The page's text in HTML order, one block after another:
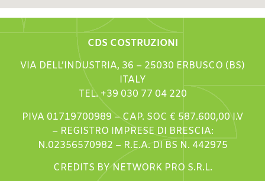
CDS COSTRUZIONI
VIA DELL’INDUSTRIA, 36 – 25030 ERBUSCO (BS)
ITALY
TEL. +39 030 77 04 220
PIVA 01719700989 – CAP. SOC € 587.600,00 I.V
– REGISTRO IMPRESE DI BRESCIA:
N.02356570982 – R.E.A. DI BS N. 442975
CREDITS BY NETWORK PRO S.R.L.